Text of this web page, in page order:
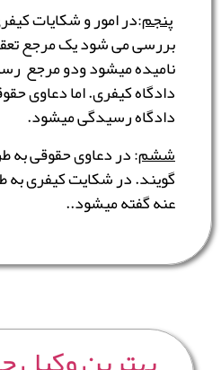
پنجم:در امور و شکایات
بررسی می شود یک مرجع
نامیده میشود ودو مرجع
دادگاه کیفری. اما دعاوی
دادگاه رسیدگی میشود.
ششم: در دعاوی حقوقی به
گویند. در شکایت کیفری به
عنه گفته میشود..